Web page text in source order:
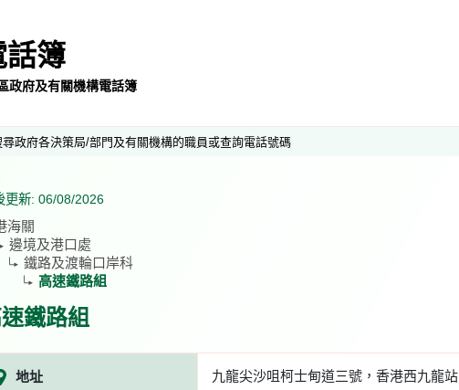
話簿
政府及有關機構電話簿
政府各決策局/部門及有關機構的職員或查詢電話號碼
更新: 06/08/2026
海關
邊境及港口處
鐵路及渡輪口岸科
高速鐵路組
鐵路組
地址 九龍尖沙咀柯士甸道三號，香港西九龍站